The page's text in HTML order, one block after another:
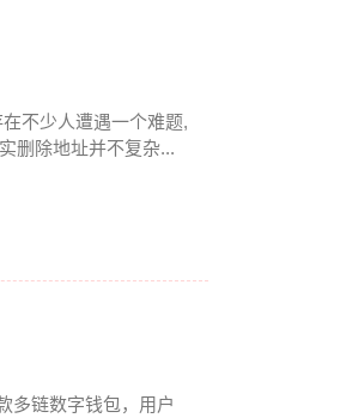
不少人遭遇一个难题,
删除地址并不复杂...
多链数字钱包，用户